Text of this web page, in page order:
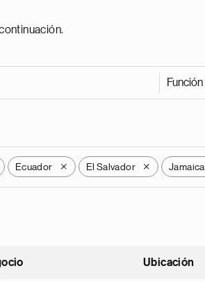
Función
Ecuador X El Salvador X Jamaica
ascendente
Ubicación